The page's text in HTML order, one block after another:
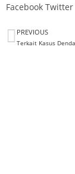
Facebook Twitter
PREVIOUS